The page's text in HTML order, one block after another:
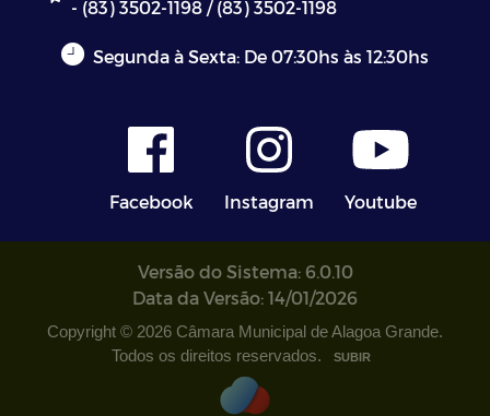
- (83) 3502-1198 / (83) 3502-1198
Segunda à Sexta: De 07:30hs às 12:30hs
Facebook Instagram Youtube
Versão do Sistema: 6.0.10
Data da Versão: 14/01/2026
Copyright © 2026 Câmara Municipal de Alagoa Grande.
Todos os direitos reservados.
SUBIR